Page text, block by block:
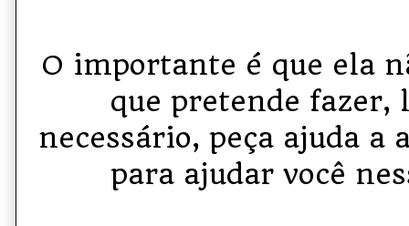
O importante é que ela
que pretende fazer,
necessário, peça ajuda a
para ajudar você